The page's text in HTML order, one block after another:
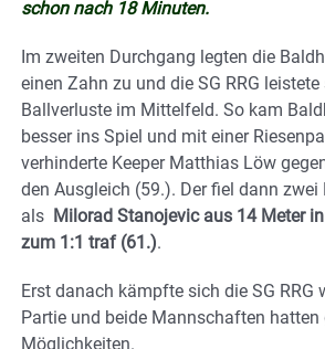
schon nach 18 Minuten.
Im zweiten Durchgang legten die
einen Zahn zu und die SG RRG
Ballverluste im Mittelfeld. So kam
besser ins Spiel und mit einer
verhinderte Keeper Matthias Löw
den Ausgleich (59.). Der fiel dann
als Milorad Stanojevic aus 14 Meter
zum 1:1 traf (61.).
Erst danach kämpfte sich die SG RRG
Partie und beide Mannschaften hatten
Möglichkeiten.